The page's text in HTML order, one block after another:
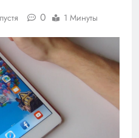
0 1 Минуты